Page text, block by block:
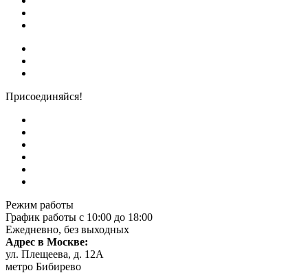
Присоединяйся!
Режим работы
График работы с 10:00 до 18:00
Ежедневно, без выходных
Адрес в Москве:
ул. Плещеева, д. 12А
метро Бибирево